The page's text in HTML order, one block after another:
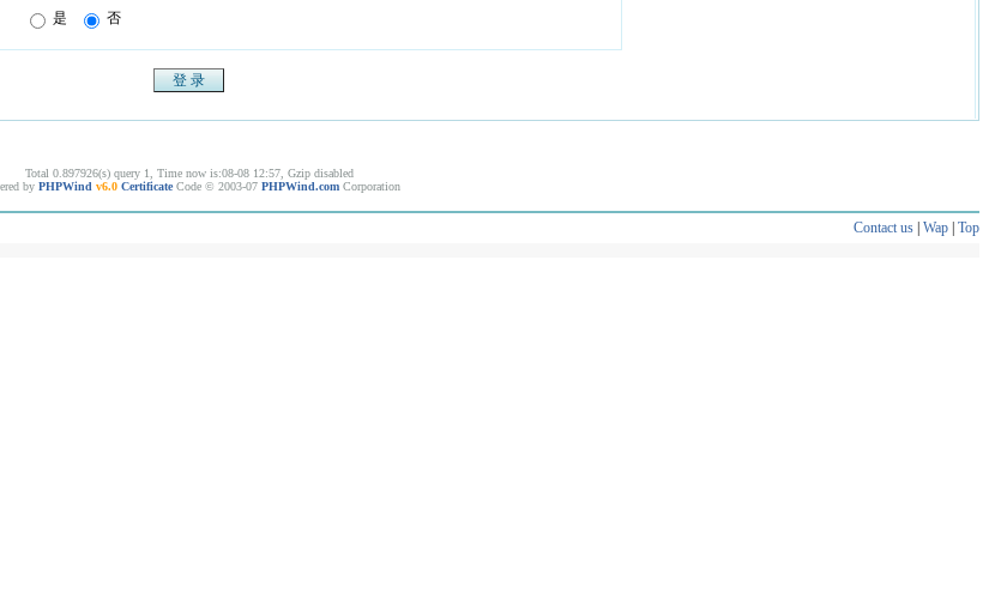
是 否
Total 0.897926(s) query 1, Time now is:08-08 12:57, Gzip disabled
by PHPWind v6.0 Certificate Code © 2003-07 PHPWind.com Corporation
Contact us| Wap| Top